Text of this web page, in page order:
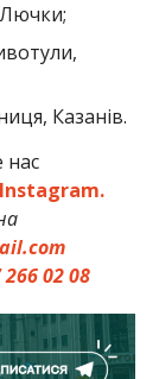
Казанів.
нас
Instagram.
266 02 08